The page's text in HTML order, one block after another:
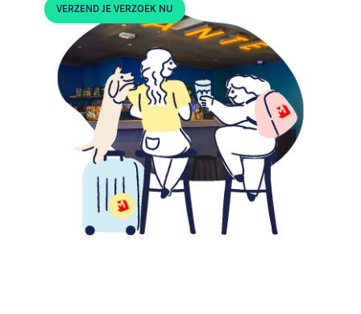
VERZEND JE VERZOEK NU